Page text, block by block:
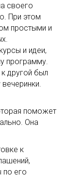
своего
При этом
простыми и
и идеи,
программу.
другой был
поможет
Она
к
по его